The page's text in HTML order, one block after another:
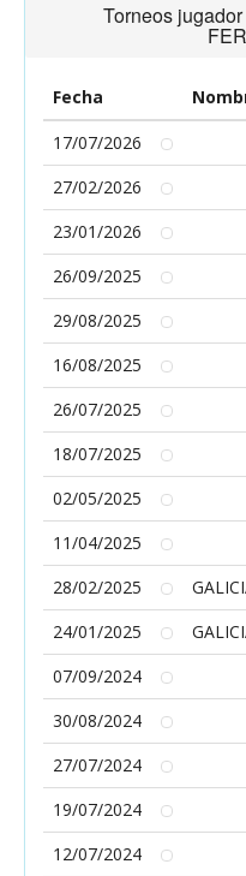
Torneos
Fecha
17/07/2026
27/02/2026
23/01/2026
26/09/2025
29/08/2025
16/08/2025
26/07/2025
18/07/2025
02/05/2025
11/04/2025
28/02/2025
24/01/2025
07/09/2024
30/08/2024
27/07/2024
19/07/2024
12/07/2024